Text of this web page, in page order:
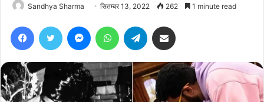
Sandhya Sharma सितम्बर 13, 2022 262 1 minute read
FacebookTwitter MessengerWhatsAppTelegram